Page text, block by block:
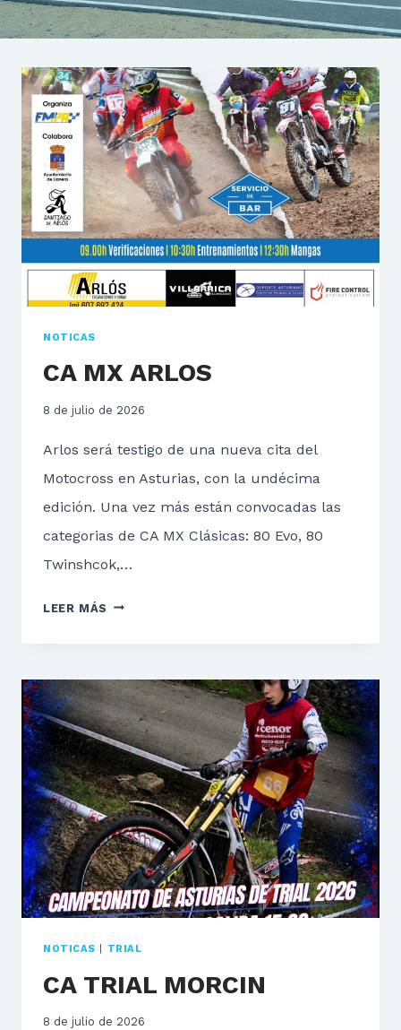
NOTICAS
CA MX ARLOS
8 de julio de 2026
Arlos será testigo de una nueva cita del
Motocross en Asturias, con la undécima
edición. Una vez más están convocadas las
categorias de CA MX Clásicas: 80 Evo, 80
Twinshcok,…
LEER MÁS CA
ARLOS
NOTICAS TRIAL
CA TRIAL MORCIN
8 de julio de 2026